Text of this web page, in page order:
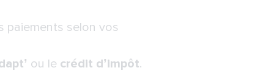
paiements selon vos
ou le crédit d’impôt.